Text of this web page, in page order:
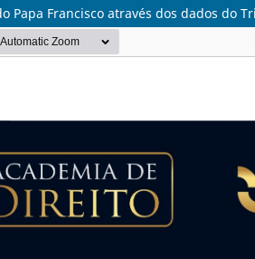
Francisco através dos dados do